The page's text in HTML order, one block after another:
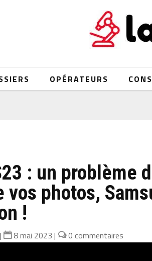
OPÉRATEURS
: un problème
vos photos,
!
| 8 mai 2023 | 0 commentaires